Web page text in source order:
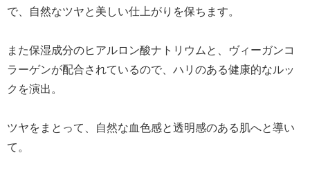
で、自然なツヤと美しい仕上がりを保ちます。
また保湿成分のヒアルロン酸ナトリウムと、ヴィーガンコ
ラーゲンが配合されているので、ハリのある健康的なルッ
クを演出。
ツヤをまとって、自然な血色感と透明感のある肌へと導い
て。